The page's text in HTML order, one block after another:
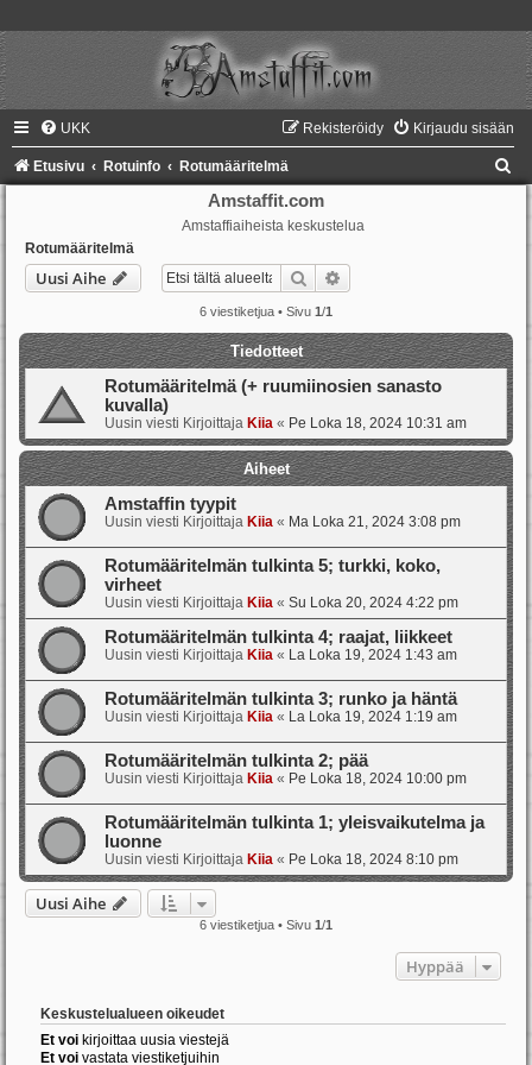
UKK Kirjaudu sisään
Rekisteröidy
Etusivu Rotuinfo Rotumääritelmä
Amstaffit.com
Amstaffiaiheista keskustelua
Rotumääritelmä
Uusi Aihe Etsi
6 viestiketjua • Sivu 1/1
Tiedotteet
Rotumääritelmä (+ ruumiinosien sanasto
kuvalla)
Uusin viesti Kirjoittaja Kiia « Pe Loka 18, 2024 10:31 am
Aiheet
Amstaffin tyypit
Uusin viesti Kirjoittaja Kiia « Ma Loka 21, 2024 3:08 pm
Rotumääritelmän tulkinta 5; turkki, koko,
virheet
Uusin viesti Kirjoittaja Kiia « Su Loka 20, 2024 4:22 pm
Rotumääritelmän tulkinta 4; raajat, liikkeet
Uusin viesti Kirjoittaja Kiia « La Loka 19, 2024 1:43 am
Rotumääritelmän tulkinta 3; runko ja häntä
Uusin viesti Kirjoittaja Kiia « La Loka 19, 2024 1:19 am
Rotumääritelmän tulkinta 2; pää
Uusin viesti Kirjoittaja Kiia « Pe Loka 18, 2024 10:00 pm
Rotumääritelmän tulkinta 1; yleisvaikutelma ja
luonne
Uusin viesti Kirjoittaja Kiia « Pe Loka 18, 2024 8:10 pm
Uusi Aihe
6 viestiketjua • Sivu 1/1
Hyppää
Keskustelualueen oikeudet
Et voi kirjoittaa uusia viestejä
Et voi vastata viestiketjuihin